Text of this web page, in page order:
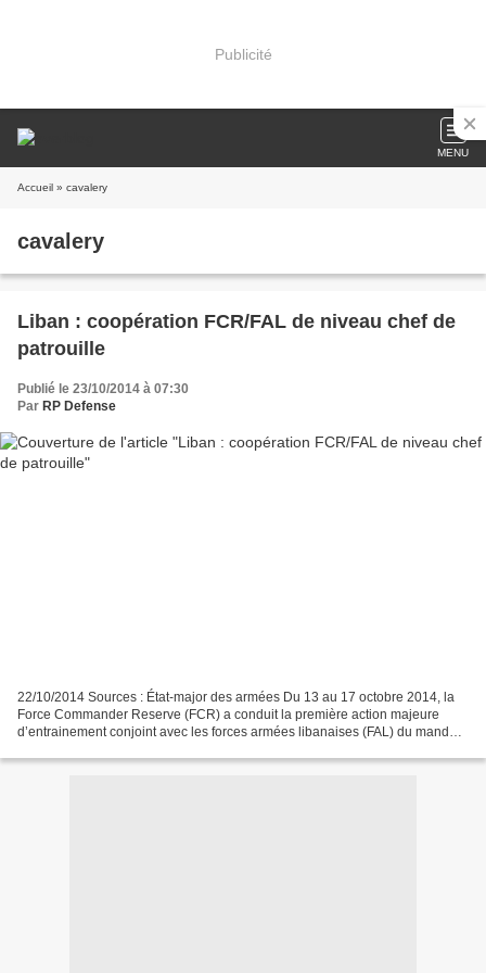
Publicité
MENU
Accueil » cavalery
cavalery
Liban : coopération FCR/FAL de niveau chef de
patrouille
Publié le 23/10/2014 à 07:30
Par RP Defense
22/10/2014 Sources : État-major des armées Du 13 au 17 octobre 2014, la
Force Commander Reserve (FCR) a conduit la première action majeure
d’entrainement conjoint avec les forces armées libanaises (FAL) du mandat